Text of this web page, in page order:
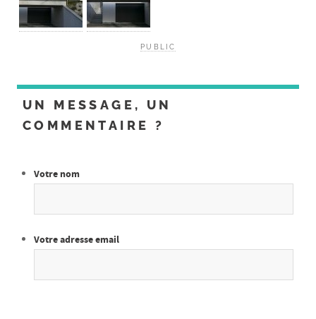
PUBLIC
UN MESSAGE, UN
COMMENTAIRE ?
Votre nom
Votre adresse email